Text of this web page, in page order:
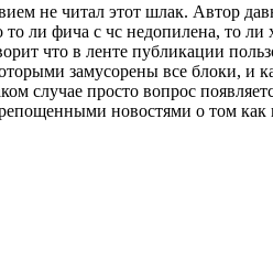
не читал этот шлак. Автор
фича с чс недопилена, то ли
что в ленте публикации
замусорены все блоки, и
случае просто вопрос
новостями о том как